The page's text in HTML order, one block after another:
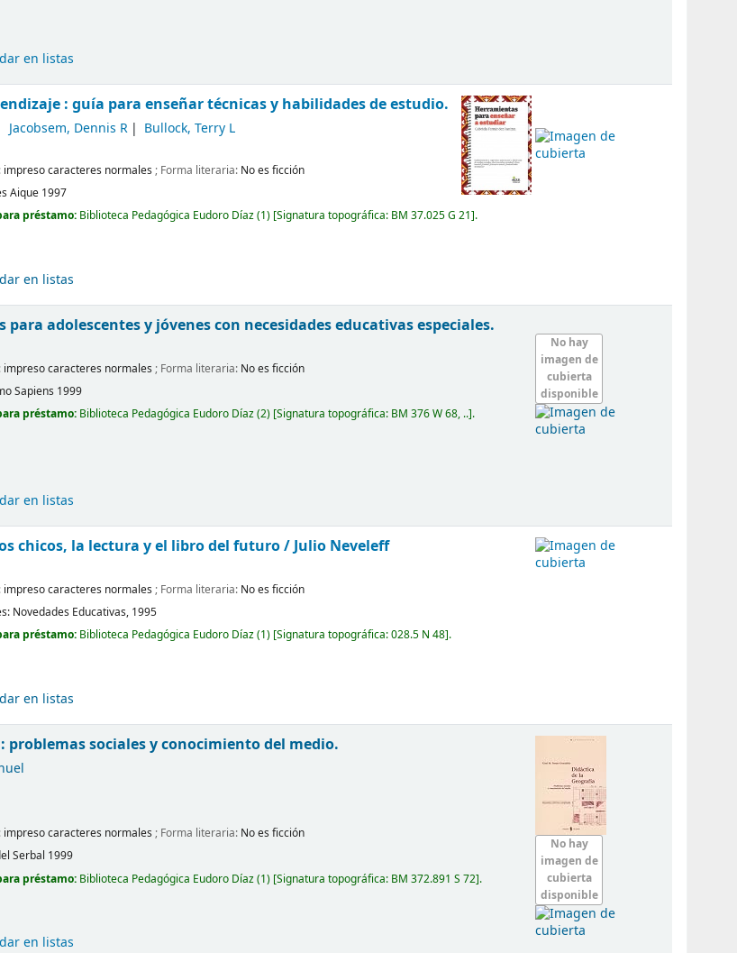
en listas
: guía para enseñar técnicas y habilidades de estudio.
Jacobsem, Dennis R Bullock, Terry L
impreso caracteres normales; Forma literaria: No es ficción
Aique 1997
préstamo: Biblioteca Pedagógica Eudoro Díaz(1) Signatura topográfica: BM 37.025 G 21 .
en listas
No hay
imagen de
cubierta
disponible
adolescentes y jóvenes con necesidades educativas especiales.
impreso caracteres normales; Forma literaria: No es ficción
Sapiens 1999
préstamo: Biblioteca Pedagógica Eudoro Díaz(2) Signatura topográfica: BM 376 W 68, .. .
en listas
chicos, la lectura y el libro del futuro /Julio Neveleff
impreso caracteres normales; Forma literaria: No es ficción
Novedades Educativas, 1995
préstamo: Biblioteca Pedagógica Eudoro Díaz(1) Signatura topográfica:028.5 N 48 .
en listas
No hay
imagen de
cubierta
disponible
problemas sociales y conocimiento del medio.
impreso caracteres normales; Forma literaria: No es ficción
Serbal 1999
préstamo: Biblioteca Pedagógica Eudoro Díaz(1) Signatura topográfica: BM 372.891 S 72 .
en listas